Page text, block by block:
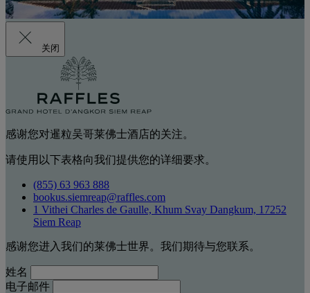
关闭
感谢您对暹粒吴哥莱佛士酒店的关注。
请使用以下表格向我们提供您的详细要求。
(855) 63 963 888
bookus.siemreap@raffles.com
1 Vithei Charles de Gaulle, Khum Svay Dangkum, 17252
Siem Reap
感谢您进入我们的莱佛士世界。我们期待与您联系。
姓名
电子邮件